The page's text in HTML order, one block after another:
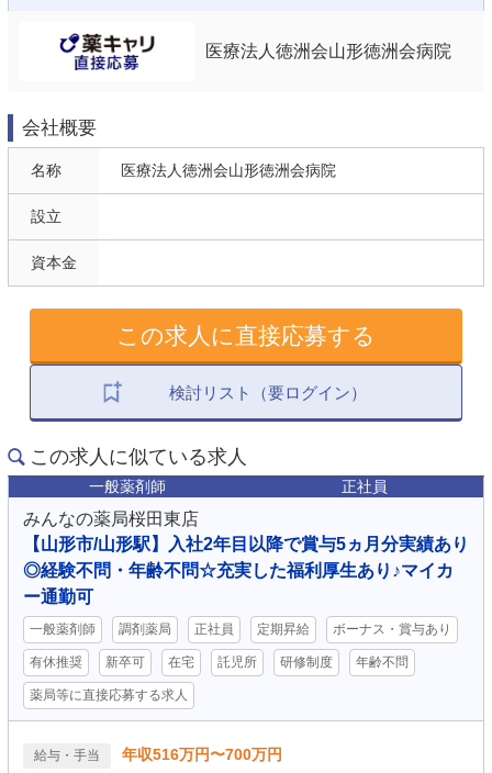
医療法人徳洲会山形徳洲会病院
会社概要
名称 医療法人徳洲会山形徳洲会病院
設立
資本金
検討リスト（要ログイン）
この求人に直接応募する
この求人に似ている求人
一般薬剤師 正社員
みんなの薬局桜田東店
【山形市/山形駅】入社2年目以降で賞与5ヵ月分実績あり
◎経験不問・年齢不問☆充実した福利厚生あり♪マイカ
ー通勤可
一般薬剤師 調剤薬局 正社員 定期昇給 ボーナス・賞与あり
有休推奨 新卒可 在宅 託児所 研修制度 年齢不問
薬局等に直接応募する求人
給与・手当 年収516万円〜700万円